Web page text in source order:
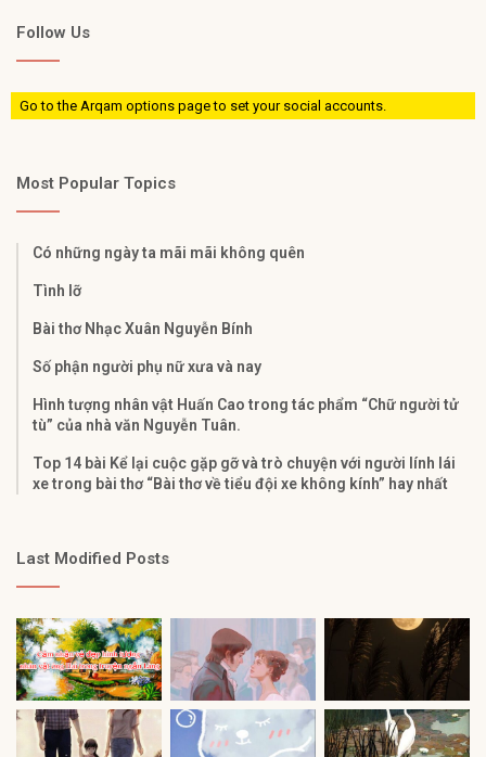
Follow Us
Go to the Arqam options page to set your social accounts.
Most Popular Topics
Có những ngày ta mãi mãi không quên
Tình lỡ
Bài thơ Nhạc Xuân Nguyễn Bính
Số phận người phụ nữ xưa và nay
Hình tượng nhân vật Huấn Cao trong tác phẩm “Chữ người tử
tù” của nhà văn Nguyễn Tuân.
Top 14 bài Kể lại cuộc gặp gỡ và trò chuyện với người lính lái
xe trong bài thơ “Bài thơ về tiểu đội xe không kính” hay nhất
Last Modified Posts